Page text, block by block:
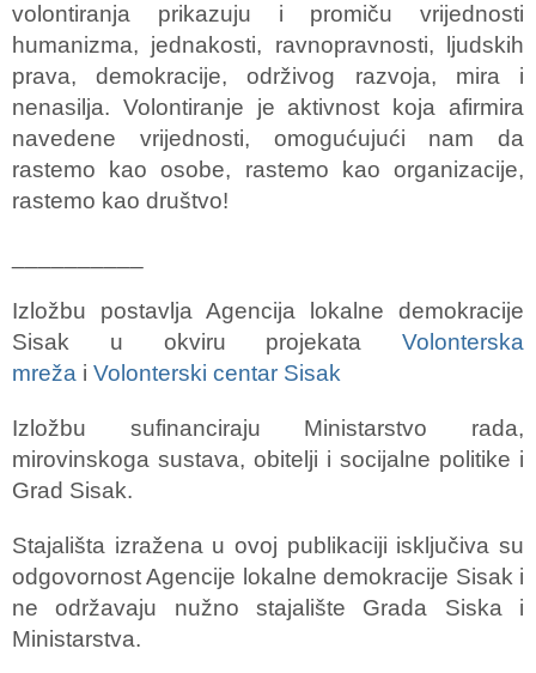
volontiranja prikazuju i promiču vrijednosti
humanizma, jednakosti, ravnopravnosti, ljudskih
prava, demokracije, održivog razvoja, mira i
nenasilja. Volontiranje je aktivnost koja afirmira
navedene vrijednosti, omogućujući nam da
rastemo kao osobe, rastemo kao organizacije,
rastemo kao društvo!
Izložbu postavlja Agencija lokalne demokracije
Sisak u okviru projekata Volonterska
mreža i Volonterski centar Sisak
Izložbu sufinanciraju Ministarstvo rada,
mirovinskoga sustava, obitelji i socijalne politike i
Grad Sisak.
Stajališta izražena u ovoj publikaciji isključiva su
odgovornost Agencije lokalne demokracije Sisak i
ne održavaju nužno stajalište Grada Siska i
Ministarstva.